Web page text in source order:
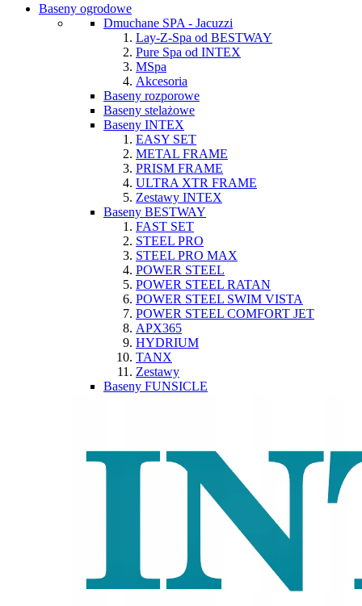
Baseny ogrodowe
Dmuchane SPA - Jacuzzi
Lay-Z-Spa od BESTWAY
Pure Spa od INTEX
MSpa
Akcesoria
Baseny rozporowe
Baseny stelażowe
Baseny INTEX
EASY SET
METAL FRAME
PRISM FRAME
ULTRA XTR FRAME
Zestawy INTEX
Baseny BESTWAY
FAST SET
STEEL PRO
STEEL PRO MAX
POWER STEEL
POWER STEEL RATAN
POWER STEEL SWIM VISTA
POWER STEEL COMFORT JET
APX365
HYDRIUM
TANX
Zestawy
Baseny FUNSICLE